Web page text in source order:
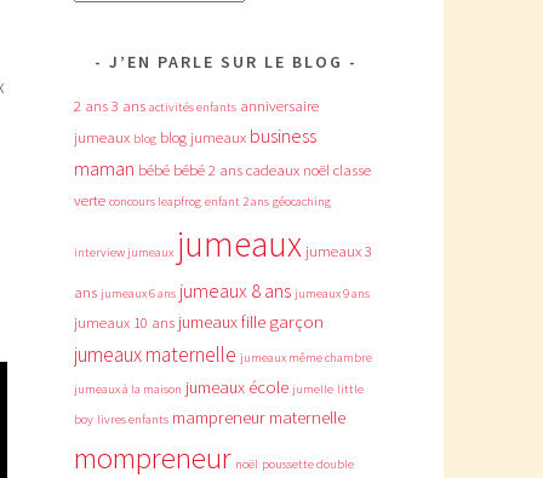
J’EN PARLE SUR LE BLOG
2 ans3 ans activités enfants anniversaire
jumeaux blog blog jumeaux business
maman bébé bébé 2 anscadeaux noëlclasse
verte concours leapfrog enfant 2 ans géocaching
interview jumeaux jumeaux jumeaux 3
ans jumeaux 6 ans jumeaux 8 ans jumeaux 9 ans
jumeaux 10 ans jumeaux fille garçon
jumeaux maternelle jumeaux même chambre
jumeaux à la maison jumeaux école jumelle little
boy livres enfants mampreneur maternelle
mompreneur noël poussette double